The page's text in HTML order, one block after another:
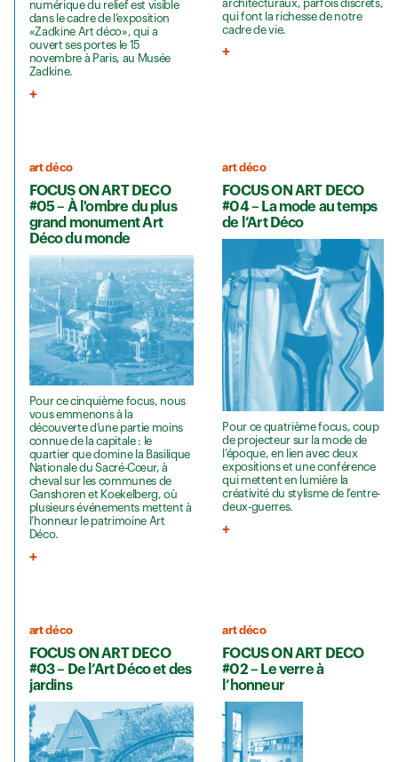
numérique du relief est visible
dans le cadre de l’exposition
«Zadkine Art déco», qui a
ouvert ses portes le 15
novembre à Paris, au Musée
Zadkine.
architecturaux, parfois discrets,
qui font la richesse de notre
cadre de vie.
art déco
FOCUS ON ART DECO
#05 – À l'ombre du plus
grand monument Art
Déco du monde
Pour ce cinquième focus, nous
vous emmenons à la
découverte d’une partie moins
connue de la capitale : le
quartier que domine la Basilique
Nationale du Sacré-Cœur, à
cheval sur les communes de
Ganshoren et Koekelberg, où
plusieurs événements mettent à
l’honneur le patrimoine Art
Déco.
art déco
FOCUS ON ART DECO
#04 – La mode au temps
de l’Art Déco
Pour ce quatrième focus, coup
de projecteur sur la mode de
l’époque, en lien avec deux
expositions et une conférence
qui mettent en lumière la
créativité du stylisme de l’entre-
deux-guerres.
art déco
FOCUS ON ART DECO
#03 – De l’Art Déco et des
jardins
art déco
FOCUS ON ART DECO
#02 – Le verre à
l’honneur